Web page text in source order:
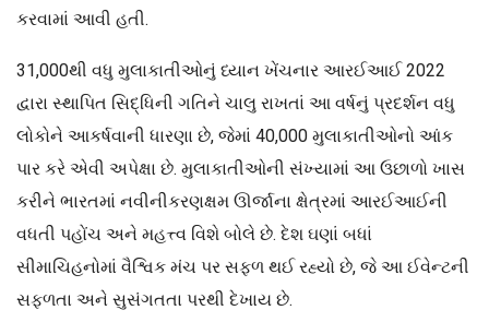
કરવામાં આવી હતી.
31,000થી વધુ મુલાકાતીઓનું ધ્યાન ખેંચનાર આરઈઆઈ 2022
દ્વારા સ્થાપિત સિદ્ધિની ગતિને ચાલુ રાખતાં આ વર્ષનું પ્રદર્શન વધુ
લોકોને આકર્ષવાની ધારણા છે, જેમાં 40,000 મુલાકાતીઓનો આંક
પાર કરે એવી અપેક્ષા છે. મુલાકાતીઓની સંખ્યામાં આ ઉછાળો ખાસ
કરીને ભારતમાં નવીનીકરણક્ષમ ઊર્જાના ક્ષેત્રમાં આરઈઆઈની
વધતી પહોંચ અને મહત્ત્વ વિશે બોલે છે. દેશ ઘણાં બધાં
સીમાચિહનોમાં વૈશ્વિક મંચ પર સફળ થઈ રહ્યો છે, જે આ ઈવેન્ટની
સફળતા અને સુસંગતતા પરથી દેખાય છે.